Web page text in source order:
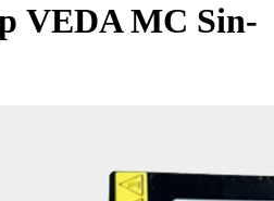
VEDA MC Sin-